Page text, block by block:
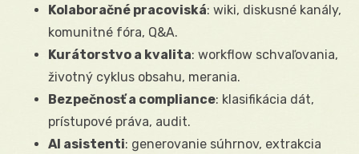
Kolaboračné pracoviská: wiki, diskusné kanály,
komunitné fóra, Q&A.
Kurátorstvo a kvalita: workflow schvaľovania,
životný cyklus obsahu, merania.
Bezpečnosť a compliance: klasifikácia dát,
prístupové práva, audit.
AI asistenti: generovanie súhrnov, extrakcia